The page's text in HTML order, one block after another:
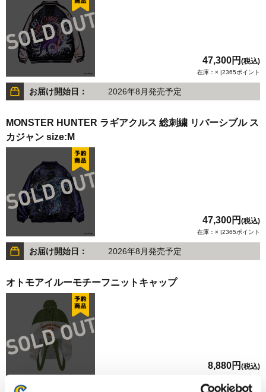
47,300円 (税込)
在庫：× |2365ポイント
お届け開始日： 2026年8月発売予定
MONSTER HUNTER ラギアクルス 総刺繍 リバーシブル ス
カジャン size:M
47,300円 (税込)
在庫：× |2365ポイント
お届け開始日： 2026年8月発売予定
オトモアイルーモチーフニットキャップ
8,880円 (税込)